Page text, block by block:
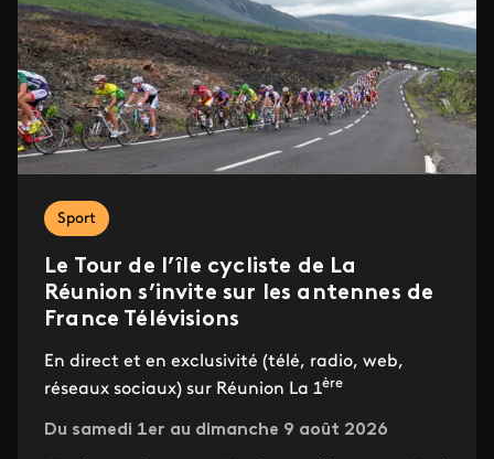
Sport
Le Tour de l’île cycliste de La
Réunion s’invite sur les antennes de
France Télévisions
En direct et en exclusivité (télé, radio, web,
réseaux sociaux) sur Réunion La 1ère
Du samedi 1er au dimanche 9 août 2026